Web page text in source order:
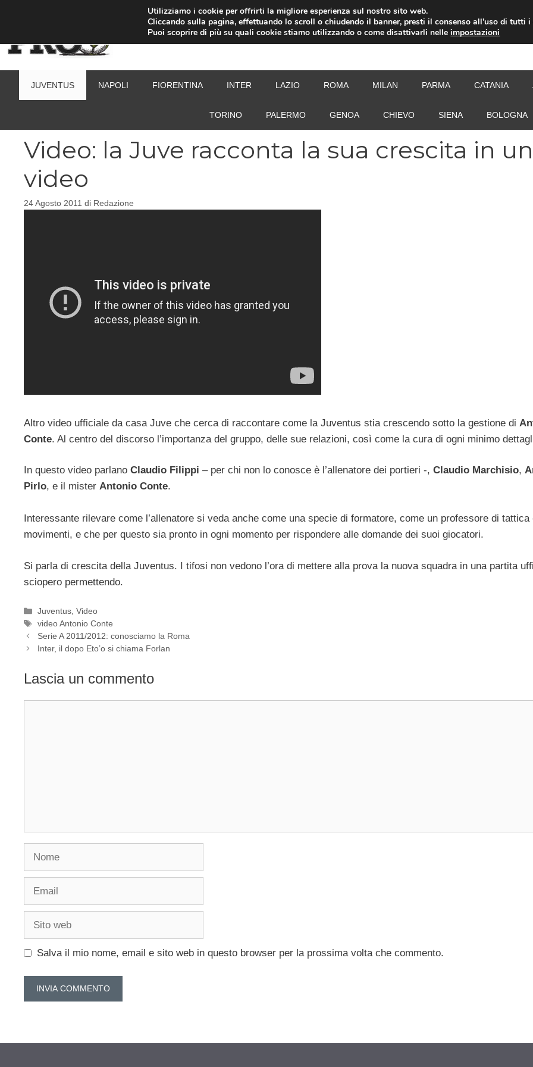
JUVENTUS NAPOLI FIORENTINA INTER LAZIO ROMA MILAN PARMA CATANIA
TORINO PALERMO GENOA CHIEVO SIENA BOLOGNA
Video: la Juve racconta la sua crescita in un
video
24 Agosto 2011 di Redazione
Altro video ufficiale da casa Juve che cerca di raccontare come la Juventus stia crescendo sotto la gestione di
Conte. Al centro del discorso l’importanza del gruppo, delle sue relazioni, così come la cura di ogni minimo
In questo video parlano Claudio Filippi – per chi non lo conosce è l’allenatore dei portieri -, Claudio Marchisio,
Pirlo, e il mister Antonio Conte.
Interessante rilevare come l’allenatore si veda anche come una specie di formatore, come un professore di tattica
movimenti, e che per questo sia pronto in ogni momento per rispondere alle domande dei suoi giocatori.
Si parla di crescita della Juventus. I tifosi non vedono l’ora di mettere alla prova la nuova squadra in una partita
sciopero permettendo.
Categorie
Juventus,Video
Tag
video Antonio Conte
Serie A 2011/2012: conosciamo la Roma
Inter, il dopo Eto’o si chiama Forlan
Lascia un commento
Salva il mio nome, email e sito web in questo browser per la prossima volta che commento.
Utilizziamo i cookie per offrirti la migliore esperienza sul nostro sito web.
Cliccando sulla pagina, effettuando lo scroll o chiudendo il banner, presti il consenso all’uso di tutti i
Puoi scoprire di più su quali cookie stiamo utilizzando o come disattivarli nelleimpostazioni